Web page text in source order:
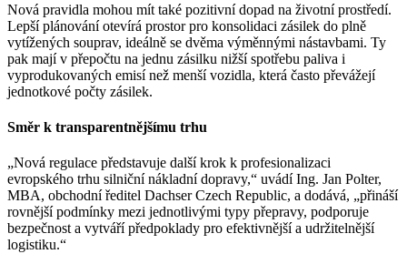
Nová pravidla mohou mít také pozitivní dopad na životní prostředí.
Lepší plánování otevírá prostor pro konsolidaci zásilek do plně
vytížených souprav, ideálně se dvěma výměnnými nástavbami. Ty
pak mají v přepočtu na jednu zásilku nižší spotřebu paliva i
vyprodukovaných emisí než menší vozidla, která často převážejí
jednotkové počty zásilek.
Směr k transparentnějšímu trhu
„Nová regulace představuje další krok k profesionalizaci
evropského trhu silniční nákladní dopravy,“ uvádí Ing. Jan Polter,
MBA, obchodní ředitel Dachser Czech Republic, a dodává, „přináší
rovnější podmínky mezi jednotlivými typy přepravy, podporuje
bezpečnost a vytváří předpoklady pro efektivnější a udržitelnější
logistiku.“